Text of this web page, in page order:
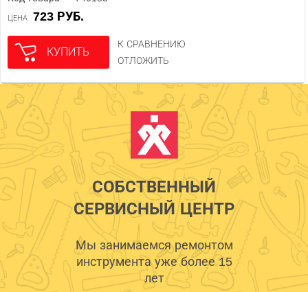
ЦЕНА 723 РУБ.
КУПИТЬ
К СРАВНЕНИЮ
ОТЛОЖИТЬ
СОБСТВЕННЫЙ
СЕРВИСНЫЙ ЦЕНТР
Мы занимаемся ремонтом
инструмента уже более 15
лет